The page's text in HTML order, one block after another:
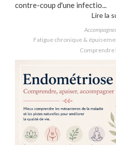
contre-coup d'une infectio...
Lire la
Fatigue chronique &
Comprendre